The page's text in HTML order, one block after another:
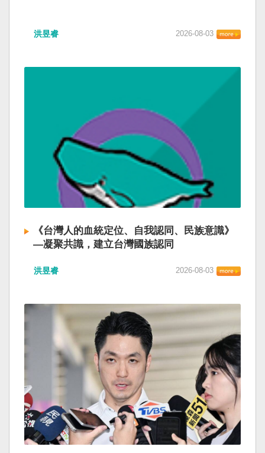
洪昱睿 2026-08-03
《台灣人的血統定位、自我認同、民族意識》
—凝聚共識，建立台灣國族認同
洪昱睿 2026-08-03